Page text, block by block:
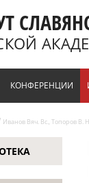
КОНФЕРЕНЦИИ
Иванов Вяч. Вс., Топоров В.